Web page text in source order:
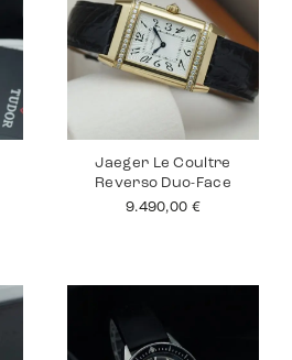
Jaeger Le Coultre
Reverso Duo-Face
9.490,00 €